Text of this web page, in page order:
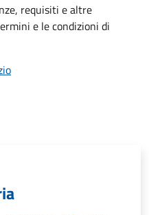
requisiti e altre
e le condizioni di